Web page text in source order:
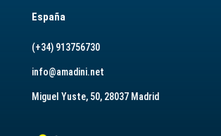
España
(+34) 913756730
info@amadini.net
Miguel Yuste, 50, 28037 Madrid